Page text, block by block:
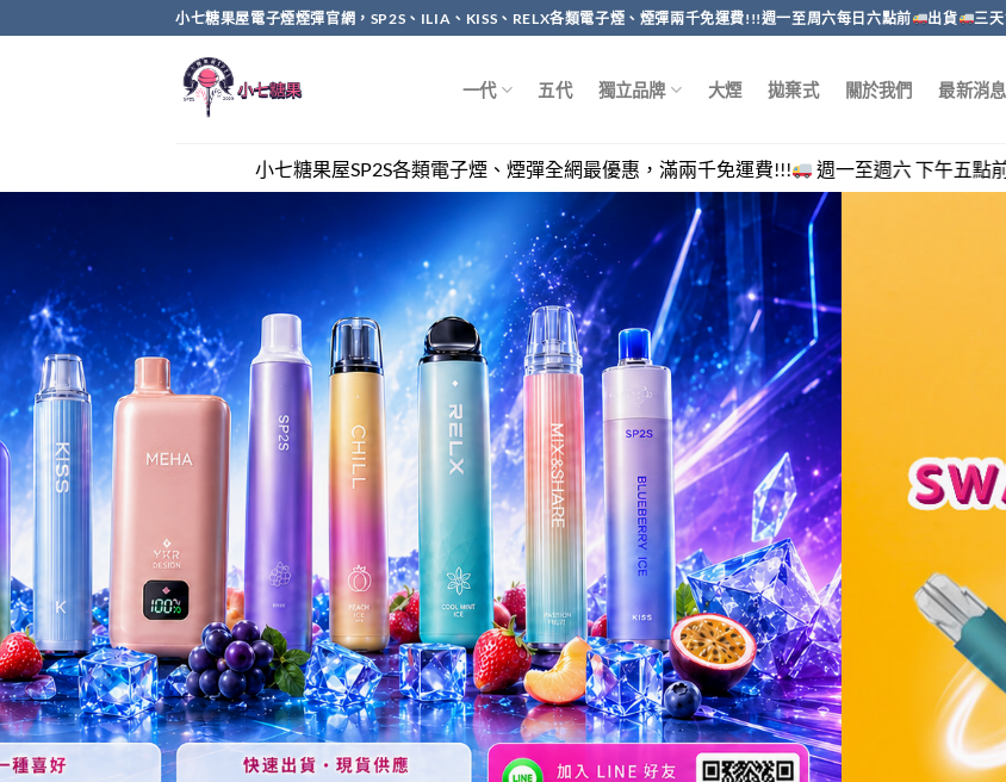
to
小七糖果屋電子煙煙彈官網，SP2S、ILIA、KISS、RELX各類電子煙、煙彈兩千免運費!!!週一至周六每日六點前 出貨 三
一代 五代 獨立品牌 大煙 拋棄式 關於我們 最新消息
小七糖果屋SP2S各類電子煙、煙彈全網最優惠，滿兩千免運費!!! 週一至週六 下午五點前下單當日出貨，